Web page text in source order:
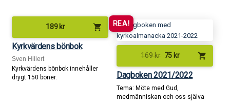
189 kr shopping_cart
Kyrkvärdens bönbok
Sven Hillert
Kyrkvärdens bönbok innehåller
drygt 150 böner.
REA!
169kr 75 kr shopping_cart
Dagboken 2021/2022
Tema: Möte med Gud,
medmänniskan och oss själva